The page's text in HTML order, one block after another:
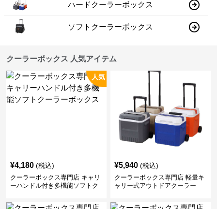
ハードクーラーボックス
ソフトクーラーボックス
クーラーボックス 人気アイテム
人気
¥4,180 (税込)
クーラーボックス専門店 キャリ
ーハンドル付き多機能ソフトク
¥5,940 (税込)
クーラーボックス専門店 軽量キ
ャリー式アウトドアクーラー